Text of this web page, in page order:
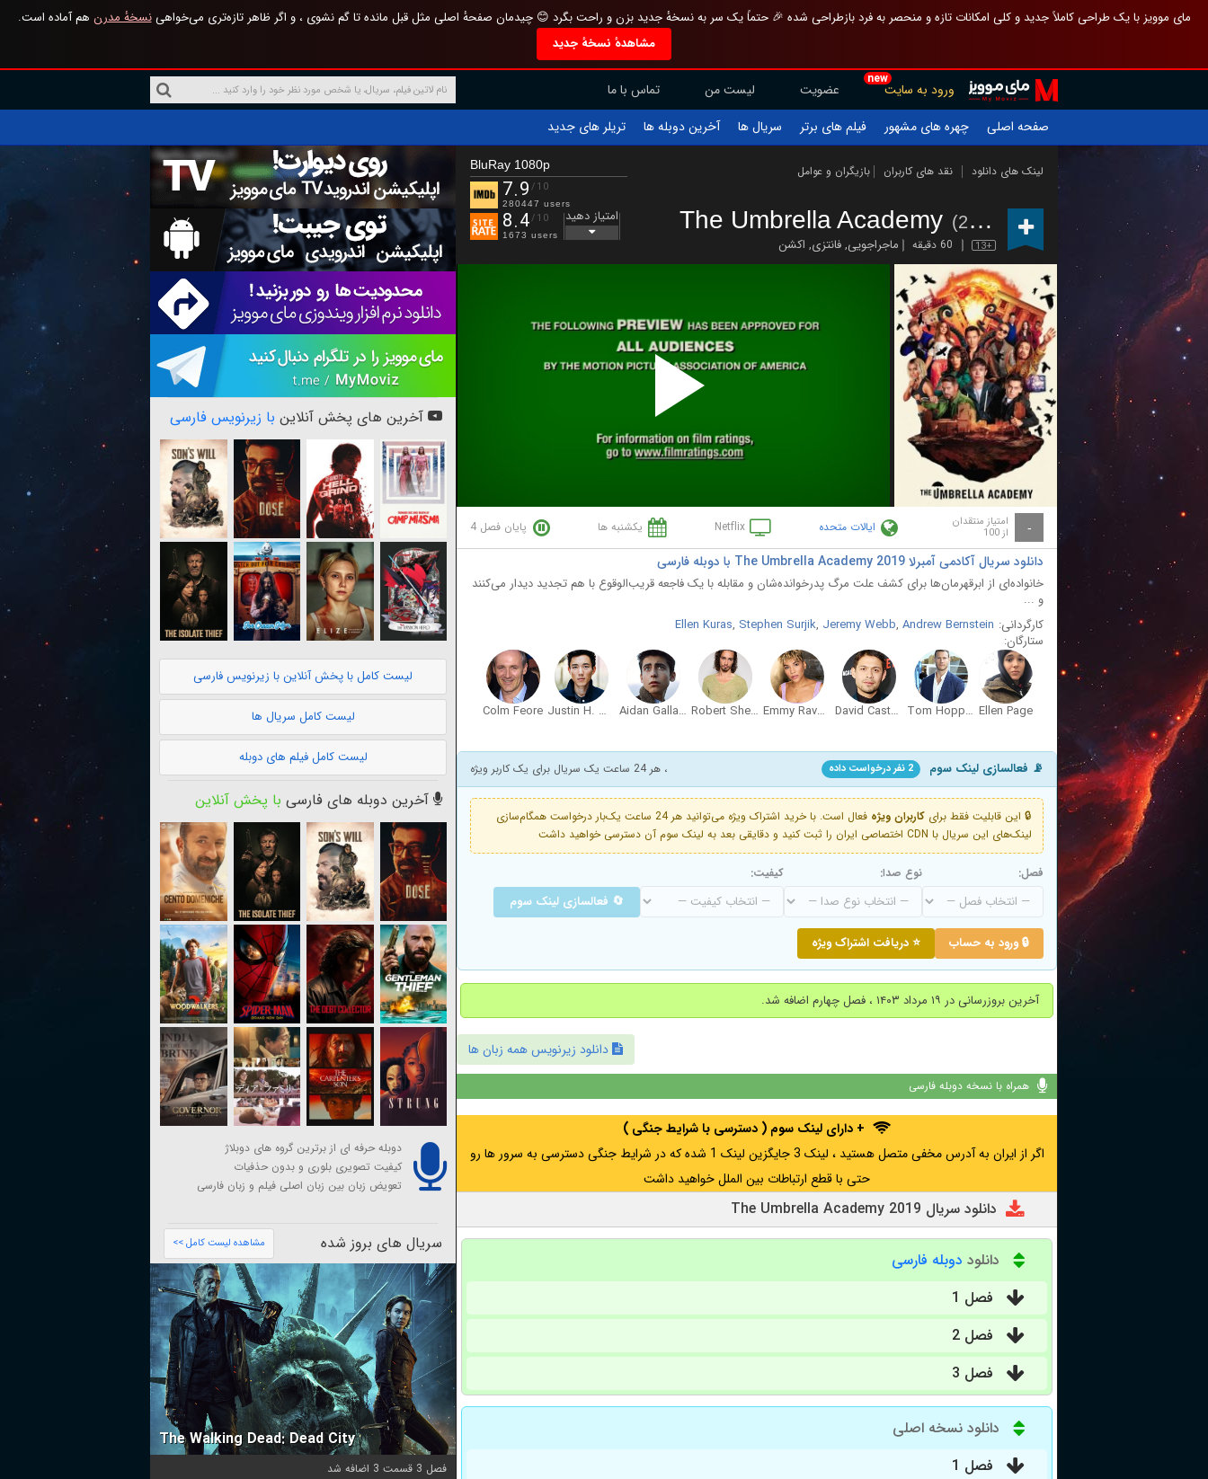
مای موویز با یک طراحی کاملاً جدید و کلی امکانات تازه و منحصر به فرد بازطراحی شده 🎉 حتماً یک سر به نسخهٔ جدید بزن و راحت بگرد 😊 چیدمان صفحهٔ اصلی مثل قبل مانده تا گم نشوی ، و اگر ظاهر تازه‌تری می‌خواهینسخهٔ مدرن هم آماده است.
مشاهدهٔ نسخهٔ جدید
new
ورود به سایت عضویت لیست من
تماس با ما
صفحه اصلی
چهره های مشهور فیلم های برتر سریال ها آخرین دوبله ها تریلر های جدید
لینک های دانلود نقد های کاربران بازیگران و عوامل
The Umbrella Academy (2019 – )
13+ 60 دقیقه ماجراجویی,فانتزی, اکشن
BluRay 1080p
7.9 /10
280447 users
8.4/10
1673 users
امتیاز دهید
Play
Video
- امتیاز منتقدان
از 100 ایالات متحده Netflix یکشنبه ها پایان فصل 4
دانلود سریال آکادمی آمبرلا The Umbrella Academy 2019 با دوبله فارسی
خانواده‌ای از ابرقهرمان‌ها برای کشف علت مرگ پدرخوانده‌شان و مقابله با یک فاجعه قریب‌الوقوع با هم تجدید دیدار می‌کنند
و ...
کارگردانی:
Ellen Kuras, Stephen Surjik, Jeremy Webb, Andrew Bernstein
ستارگان:
Ellen Page
Tom Hopper
David Castañeda
Emmy Raver-Lampman
Robert Sheehan
Aidan Gallagher
Justin H. Min
Colm Feore
📡 فعالسازی لینک سوم 2 نفر درخواست داده ، هر 24 ساعت یک سریال برای یک کاربر ویژه
🔒 این قابلیت فقط برای کاربران ویژه
فعال است. با خرید اشتراک ویژه می‌توانید هر 24 ساعت یک‌بار درخواست همگام‌سازی
لینک‌های این سریال با CDN اختصاصی ایران را ثبت کنید و دقایقی بعد به لینک سوم آن دسترسی خواهید داشت
فصل: نوع صدا: کیفیت:
🔄 فعالسازی لینک سوم
🔒 ورود به حساب ⭐ دریافت اشتراک ویژه
آخرین بروزرسانی در ۱۹ مرداد ۱۴۰۳ ، فصل چهارم اضافه شد.
دانلود زیرنویس همه زبان ها
همراه با نسخه دوبله فارسی
+ دارای لینک سوم ( دسترسی با شرایط جنگی )
اگر از ایران به آدرس مخفی متصل هستید ، لینک 3 جایگزین لینک 1 شده که در شرایط جنگی دسترسی به سرور ها رو
حتی با قطع ارتباطات بین الملل خواهید داشت
دانلود سریال The Umbrella Academy 2019
دانلود دوبله فارسی
فصل 1
فصل 2
فصل 3
دانلود نسخه اصلی
فصل 1
آخرین های پخش آنلاین با زیرنویس فارسی
لیست کامل با پخش آنلاین با زیرنویس فارسی
لیست کامل سریال ها
لیست کامل فیلم های دوبله
آخرین دوبله های فارسی با پخش آنلاین
دوبله حرفه ای از برترین گروه های دوبلاژ
کیفیت تصویری بلوری و بدون حذفیات
تعویض زبان بین زبان اصلی فیلم و زبان فارسی
سریال های بروز شده مشاهده لیست کامل >>
The Walking Dead: Dead City
فصل 3 قسمت 3 اضافه شد